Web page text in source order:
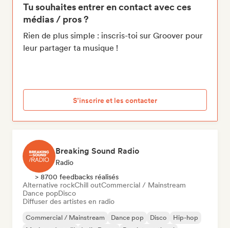
Tu souhaites entrer en contact avec ces
médias / pros ?
Rien de plus simple : inscris-toi sur Groover pour
leur partager ta musique !
S’inscrire et les contacter
Breaking Sound Radio
Radio
> 8700 feedbacks réalisés
Alternative rockChill outCommercial / Mainstream
Dance popDisco
Diffuser des artistes en radio
Commercial / Mainstream Dance pop Disco
Hip-hop